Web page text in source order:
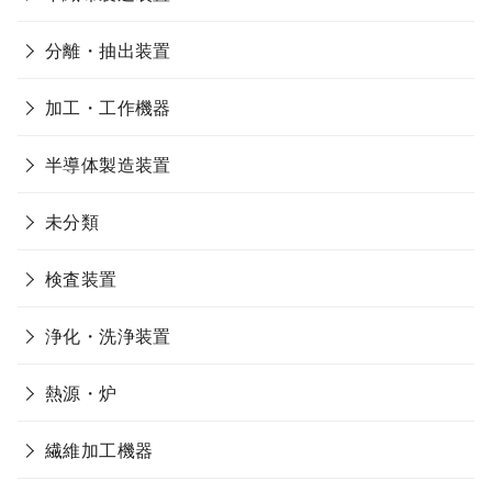
分離・抽出装置
加工・工作機器
半導体製造装置
未分類
検査装置
浄化・洗浄装置
熱源・炉
繊維加工機器